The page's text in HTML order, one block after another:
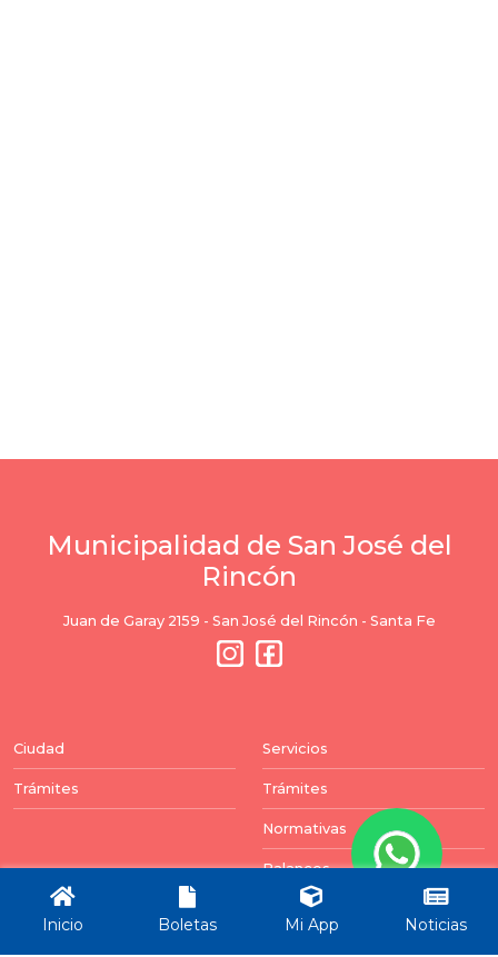
Municipalidad de San José del
Rincón
Juan de Garay 2159 - San José del Rincón - Santa Fe
Ciudad
Trámites
Servicios
Trámites
Normativas
Balances
Newsletter
Inicio Boletas Mi App Noticias